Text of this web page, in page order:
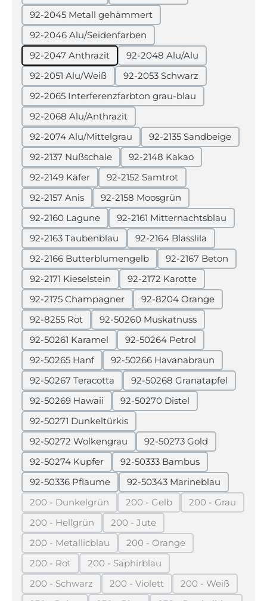
92-2045 Metall gehämmert
92-2046 Alu/Seidenfarben
92-2047 Anthrazit
92-2048 Alu/Alu
92-2051 Alu/Weiß
92-2053 Schwarz
92-2065 Interferenzfarbton grau-blau
92-2068 Alu/Anthrazit
92-2074 Alu/Mittelgrau
92-2135 Sandbeige
92-2137 Nußschale
92-2148 Kakao
92-2149 Käfer
92-2152 Samtrot
92-2157 Anis
92-2158 Moosgrün
92-2160 Lagune
92-2161 Mitternachtsblau
92-2163 Taubenblau
92-2164 Blasslila
92-2166 Butterblumengelb
92-2167 Beton
92-2171 Kieselstein
92-2172 Karotte
92-2175 Champagner
92-8204 Orange
92-8255 Rot
92-50260 Muskatnuss
92-50261 Karamel
92-50264 Petrol
92-50265 Hanf
92-50266 Havanabraun
92-50267 Teracotta
92-50268 Granatapfel
92-50269 Hawaii
92-50270 Distel
92-50271 Dunkeltürkis
92-50272 Wolkengrau
92-50273 Gold
92-50274 Kupfer
92-50333 Bambus
92-50336 Pflaume
92-50343 Marineblau
200 - Dunkelgrün
(Diese Option ist zurzeit nicht verfügbar.)
200 - Gelb
(Diese Option ist zurzeit nicht
200 - Grau
(Diese
200 - Hellgrün
(Diese Option ist zurzeit nicht verfügbar.)
200 - Jute
(Diese Option ist zurzeit nicht
200 - Metallicblau
(Diese Option ist zurzeit nicht verfügbar.)
200 - Orange
(Diese Option ist zurzeit
200 - Rot
(Diese Option ist zurzeit nicht verfügbar.)
200 - Saphirblau
(Diese Option ist zurzeit nicht
200 - Schwarz
(Diese Option ist zurzeit nicht verfügbar.)
200 - Violett
(Diese Option ist zurzeit nicht
200 - Weiß
(Diese Option